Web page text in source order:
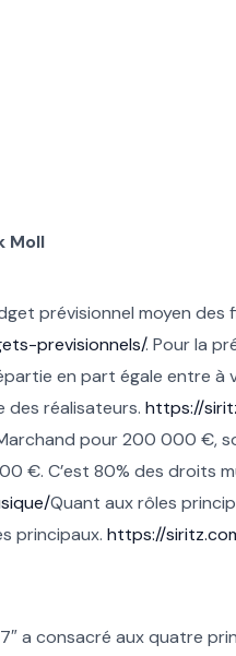
Moll
prévisionnel moyen
previsionnels/. Pour la
en part égale entre à
des réalisateurs. https://
pour 200 000 €,
€. C’est 80% des droits
Quant aux rôles
principaux. https://
a consacré aux quatre